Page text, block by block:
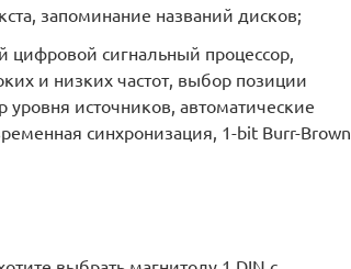
запоминание названий дисков;
цифровой сигнальный процессор,
и низких частот, выбор позиции
уровня источников, автоматические
синхронизация, 1-bit Burr-Brown